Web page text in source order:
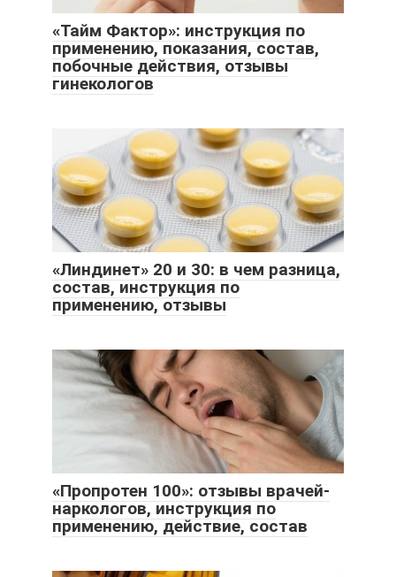
«Тайм Фактор»: инструкция по
применению, показания, состав,
побочные действия, отзывы
гинекологов
«Линдинет» 20 и 30: в чем разница,
состав, инструкция по
применению, отзывы
«Пропротен 100»: отзывы врачей-
наркологов, инструкция по
применению, действие, состав